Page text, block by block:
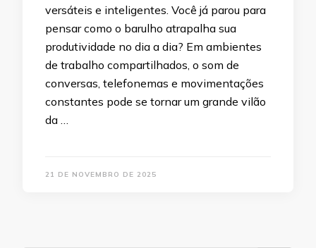
versáteis e inteligentes. Você já parou para
pensar como o barulho atrapalha sua
produtividade no dia a dia? Em ambientes
de trabalho compartilhados, o som de
conversas, telefonemas e movimentações
constantes pode se tornar um grande vilão
da …
21 DE NOVEMBRO DE 2025